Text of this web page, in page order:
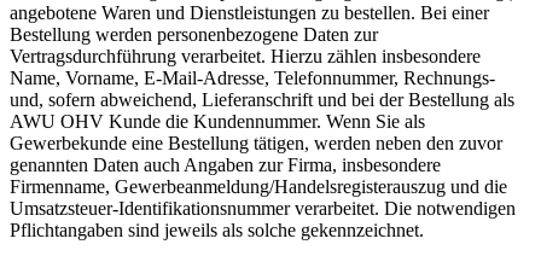
angebotene Waren und Dienstleistungen zu bestellen. Bei einer
Bestellung werden personenbezogene Daten zur
Vertragsdurchführung verarbeitet. Hierzu zählen insbesondere
Name, Vorname, E-Mail-Adresse, Telefonnummer, Rechnungs-
und, sofern abweichend, Lieferanschrift und bei der Bestellung als
AWU OHV Kunde die Kundennummer. Wenn Sie als
Gewerbekunde eine Bestellung tätigen, werden neben den zuvor
genannten Daten auch Angaben zur Firma, insbesondere
Firmenname, Gewerbeanmeldung/Handelsregisterauszug und die
Umsatzsteuer-Identifikationsnummer verarbeitet. Die notwendigen
Pflichtangaben sind jeweils als solche gekennzeichnet.